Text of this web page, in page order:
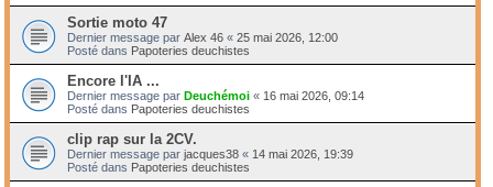
Sortie moto 47
Dernier message par Alex 46 « 25 mai 2026, 12:00
Posté dans Papoteries deuchistes
Encore l'IA ...
Dernier message par Deuchémoi « 16 mai 2026, 09:14
Posté dans Papoteries deuchistes
clip rap sur la 2CV.
Dernier message par jacques38 « 14 mai 2026, 19:39
Posté dans Papoteries deuchistes